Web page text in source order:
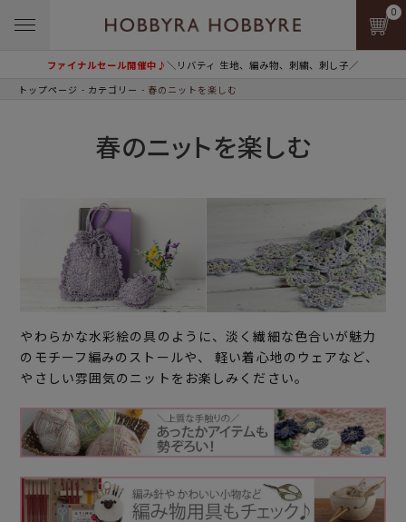
ファイナルセール開催中♪＼リバティ 生地、編み物、刺繍、刺し子／
0
トップページ カテゴリー 春のニットを楽しむ
春のニットを楽しむ
やわらかな水彩絵の具のように、淡く繊細な色合いが魅力
のモチーフ編みのストールや、 軽い着心地のウェアなど、
やさしい雰囲気のニットをお楽しみください。